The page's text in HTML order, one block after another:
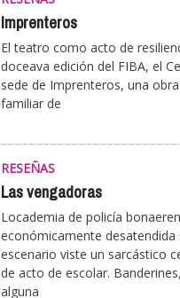
Imprenteros
El teatro como acto de
doceava edición del FIBA, el
sede de Imprenteros, una
familiar de
RESEÑAS
Las vengadoras
Locademia de policía
económicamente desatendida
escenario viste un sarcástico
de acto de escolar.
alguna